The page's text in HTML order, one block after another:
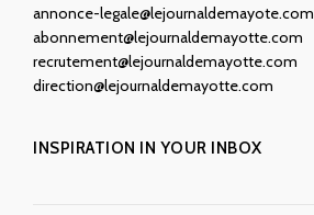
annonce-legale@lejournaldemayote.com
abonnement@lejournaldemayotte.com
recrutement@lejournaldemayotte.com
direction@lejournaldemayotte.com
INSPIRATION IN YOUR INBOX